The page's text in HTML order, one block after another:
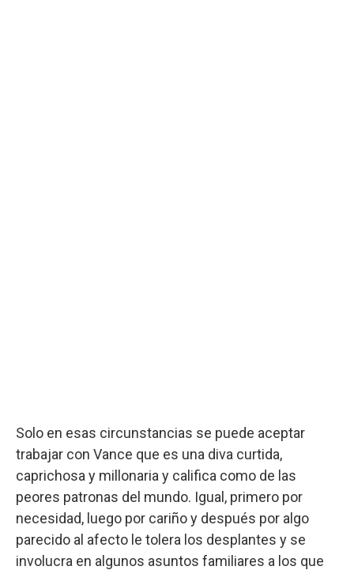
Solo en esas circunstancias se puede aceptar
trabajar con Vance que es una diva curtida,
caprichosa y millonaria y califica como de las
peores patronas del mundo. Igual, primero por
necesidad, luego por cariño y después por algo
parecido al afecto le tolera los desplantes y se
involucra en algunos asuntos familiares a los que